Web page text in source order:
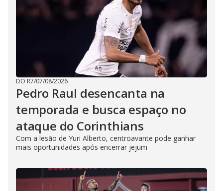
DO R7/07/08/2026
Pedro Raul desencanta na
temporada e busca espaço no
ataque do Corinthians
Com a lesão de Yuri Alberto, centroavante pode ganhar
mais oportunidades após encerrar jejum